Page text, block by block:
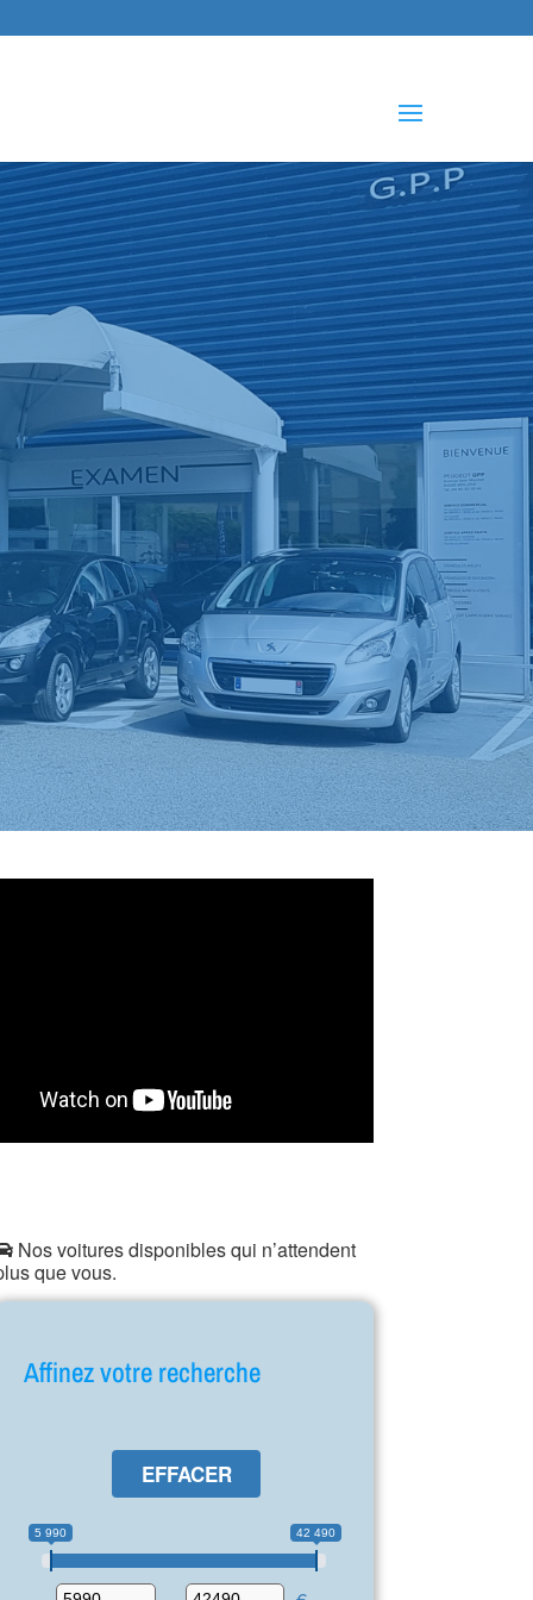
de
Nos voitures disponibles qui n’attendent
que vous.
Affinez votre recherche
EFFACER
5 990 42 490